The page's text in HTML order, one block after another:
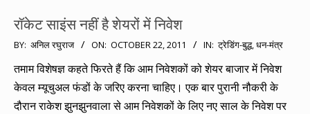
रॉकेट साइंस नहीं है शेयरों में निवेश
2011-
22
BY: अनिल रघुराज ON: OCTOBER 22, 2011 IN: ट्रेडिंग-बुद्ध,धन-मंत्र
तमाम विशेषज्ञ कहते फिरते हैं कि आम निवेशकों को शेयर बाजार में निवेश
केवल म्यूचुअल फंडों के जरिए करना चाहिए। एक बार पुरानी नौकरी के
दौरान राकेश झुनझुनवाला से आम निवेशकों के लिए नए साल के निवेश पर